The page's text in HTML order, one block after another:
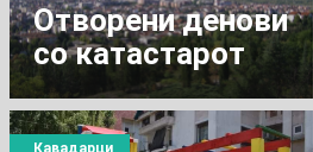
Отворени денови
со катастарот
Кавадарци